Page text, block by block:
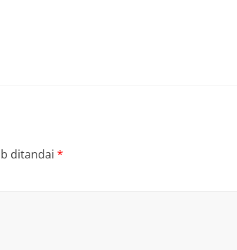
ditandai *